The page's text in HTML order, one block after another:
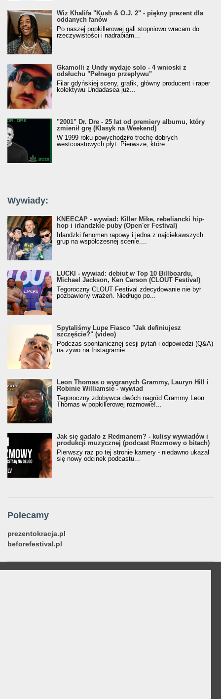
Wiz Khalifa "Kush & O.J. 2" - piękny prezent dla
oddanych fanów
Po naszej popkillerowej gali stopniowo wracam do
rzeczywistości i nadrabiam...
Gkamolli z Undy wydaje solo - 4 wnioski z
odsłuchu "Pełnego przepływu"
Filar gdyńskiej sceny, grafik, główny producent i raper
kolektywu Undadasea już...
"2001" Dr. Dre - 25 lat od premiery albumu, który
zmienił grę (Klasyk na Weekend)
W 1999 roku powychodziło trochę dobrych
westcoastowych płyt. Pierwsze, które...
Wywiady:
KNEECAP - wywiad: Killer Mike, rebeliancki hip-
hop i irlandzkie puby (Open'er Festival)
Irlandzki fenomen rapowy i jedna z najciekawszych
grup na współczesnej scenie....
LUCKI - wywiad: debiut w Top 10 Billboardu,
Michael Jackson, Ken Carson (CLOUT Festival)
Tegoroczny CLOUT Festival zdecydowanie nie był
pozbawiony wrażeń. Niedługo po...
Spytaliśmy Lupe Fiasco "Jak definiujesz
szczęście?" (video)
Podczas spontanicznej sesji pytań i odpowiedzi (Q&A)
na żywo na Instagramie...
Leon Thomas o wygranych Grammy, Lauryn Hill i
Robinie Williamsie - wywiad
Tegoroczny zdobywca dwóch nagród Grammy Leon
Thomas w popkillerowej rozmowie!...
Jak się gadało z Redmanem? - kulisy wywiadów i
produkcji muzycznej (podcast Rozmowy o bitach)
Pierwszy raz po tej stronie kamery - niedawno ukazał
się nowy odcinek podcastu...
Polecamy
prezentokracja.pl
beforefestival.pl